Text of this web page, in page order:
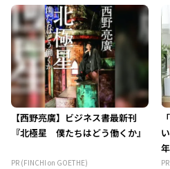
【西野亮廣】ビジネス書最新刊
『北極星 僕たちはどう働くか』
PR (FINCHI on GOETHE)